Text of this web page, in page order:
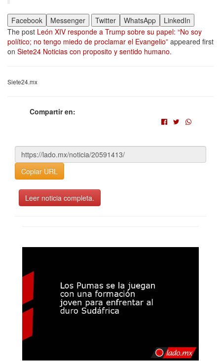
Facebook Messenger Twitter WhatsApp
LinkedIn
The post León XIV responde a Trump sobre su papel: “No soy
político; no tengo miedo de proclamar el Evangelio” appeared first
on Siete24 Noticias con proposito y sentido humano.
Siete24.mx
Compartir en:
Copiar URL
Leer noticia completa.